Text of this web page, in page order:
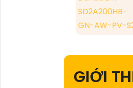
SD2A200HB-
GN-AW-PV-
GIỚI